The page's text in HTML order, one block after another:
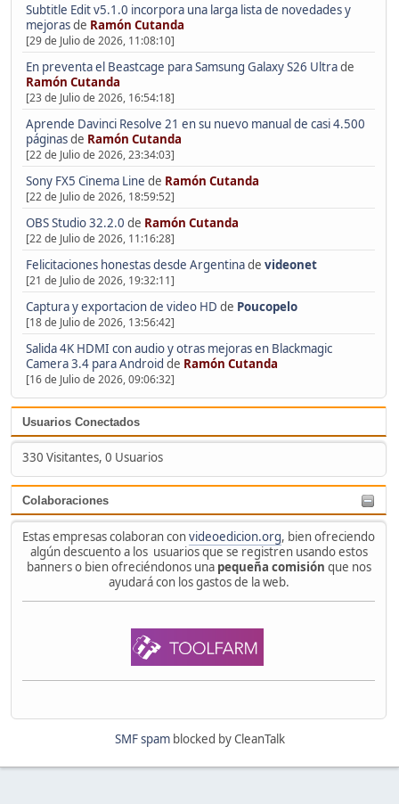
Subtitle Edit v5.1.0 incorpora una larga lista de novedades y
mejorasde Ramón Cutanda
[29 de Julio de 2026, 11:08:10]
En preventa el Beastcage para Samsung Galaxy S26 Ultrade
Ramón Cutanda
[23 de Julio de 2026, 16:54:18]
Aprende Davinci Resolve 21 en su nuevo manual de casi 4.500
páginasde Ramón Cutanda
[22 de Julio de 2026, 23:34:03]
Sony FX5 Cinema Line de Ramón Cutanda
[22 de Julio de 2026, 18:59:52]
OBS Studio 32.2.0 de Ramón Cutanda
[22 de Julio de 2026, 11:16:28]
Felicitaciones honestas desde Argentinade videonet
[21 de Julio de 2026, 19:32:11]
Captura y exportacion de video HD de Poucopelo
[18 de Julio de 2026, 13:56:42]
Salida 4K HDMI con audio y otras mejoras en Blackmagic
Camera 3.4 para Android de Ramón Cutanda
[16 de Julio de 2026, 09:06:32]
Usuarios Conectados
330 Visitantes, 0 Usuarios
Colaboraciones
Estas empresas colaboran convideoedicion.org, bien ofreciendo
algún descuento a los usuarios que se registren usando estos
banners o bien ofreciéndonos una pequeña comisión que nos
ayudará con los gastos de la web.
SMF spamblocked by CleanTalk